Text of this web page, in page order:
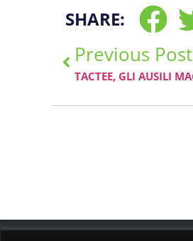
SHARE:
Previous Post